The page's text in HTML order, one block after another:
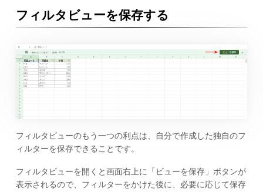
フィルタビューを保存する
フィルタビューのもう一つの利点は、自分で作成した独自のフ
ィルターを保存できることです。
フィルタビューを開くと画面右上に「ビューを保存」ボタンが
表示されるので、フィルターをかけた後に、必要に応じて保存